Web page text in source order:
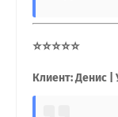
⭐⭐⭐⭐⭐
Клиент: Денис |